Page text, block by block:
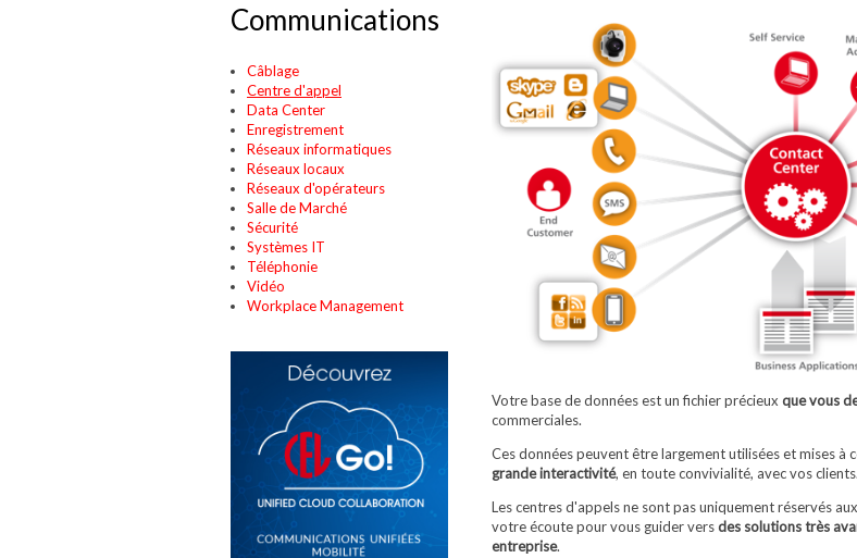
Votre base de données est un fichier précieux que vous
commerciales.
Ces données peuvent être largement utilisées et mises
grande interactivité, en toute convivialité, avec vos clients.
Les centres d'appels ne sont pas uniquement réservés
votre écoute pour vous guider versdes solutions très
entreprise.
Communications
Câblage
Centre d'appel
Data Center
Enregistrement
Réseaux informatiques
Réseaux locaux
Réseaux d'opérateurs
Salle de Marché
Sécurité
Systèmes IT
Téléphonie
Vidéo
Workplace Management